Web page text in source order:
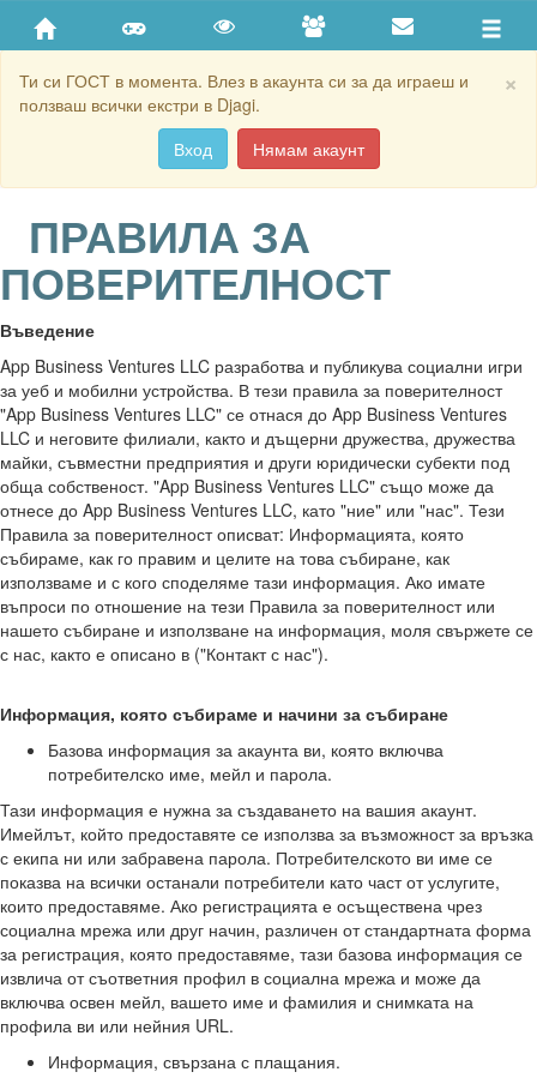
×
Ти си ГОСТ в момента. Влез в акаунта си за да играеш и
ползваш всички екстри в Djagi.
Вход
Нямам акаунт
ПРАВИЛА ЗА
ПОВЕРИТЕЛНОСТ
Въведение
App Business Ventures LLC разработва и публикува социални игри
за уеб и мобилни устройства. В тези правила за поверителност
"App Business Ventures LLC" се отнася до App Business Ventures
LLC и неговите филиали, както и дъщерни дружества, дружества
майки, съвместни предприятия и други юридически субекти под
обща собственост. "App Business Ventures LLC" също може да
отнесе до App Business Ventures LLC, като "ние" или "нас". Тези
Правила за поверителност описват: Информацията, която
събираме, как го правим и целите на това събиране, как
използваме и с кого споделяме тази информация. Ако имате
въпроси по отношение на тези Правила за поверителност или
нашето събиране и използване на информация, моля свържете се
с нас, както е описано в ("Контакт с нас").
Информация, която събираме и начини за събиране
Базова информация за акаунта ви, която включва
потребителско име, мейл и парола.
Тази информация е нужна за създаването на вашия акаунт.
Имейлът, който предоставяте се използва за възможност за връзка
с екипа ни или забравена парола. Потребителското ви име се
показва на всички останали потребители като част от услугите,
които предоставяме. Ако регистрацията е осъществена чрез
социална мрежа или друг начин, различен от стандартната форма
за регистрация, която предоставяме, тази базова информация се
извлича от съответния профил в социална мрежа и може да
включва освен мейл, вашето име и фамилия и снимката на
профила ви или нейния URL.
Информация, свързана с плащания.